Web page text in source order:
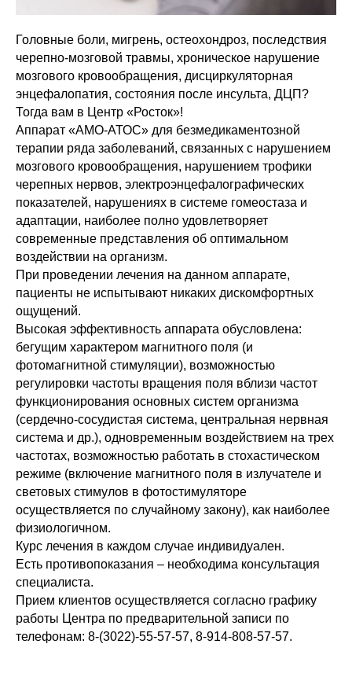
Головные боли, мигрень, остеохондроз, последствия
черепно-мозговой травмы, хроническое нарушение
мозгового кровообращения, дисциркуляторная
энцефалопатия, состояния после инсульта, ДЦП?
Тогда вам в Центр «Росток»!
Аппарат «АМО-АТОС» для безмедикаментозной
терапии ряда заболеваний, связанных с нарушением
мозгового кровообращения, нарушением трофики
черепных нервов, электроэнцефалографических
показателей, нарушениях в системе гомеостаза и
адаптации, наиболее полно удовлетворяет
современные представления об оптимальном
воздействии на организм.
При проведении лечения на данном аппарате,
пациенты не испытывают никаких дискомфортных
ощущений.
Высокая эффективность аппарата обусловлена:
бегущим характером магнитного поля (и
фотомагнитной стимуляции), возможностью
регулировки частоты вращения поля вблизи частот
функционирования основных систем организма
(сердечно-сосудистая система, центральная нервная
система и др.), одновременным воздействием на трех
частотах, возможностью работать в стохастическом
режиме (включение магнитного поля в излучателе и
световых стимулов в фотостимуляторе
осуществляется по случайному закону), как наиболее
физиологичном.
Курс лечения в каждом случае индивидуален.
Есть противопоказания – необходима консультация
специалиста.
Прием клиентов осуществляется согласно графику
работы Центра по предварительной записи по
телефонам: 8-(3022)-55-57-57, 8-914-808-57-57.